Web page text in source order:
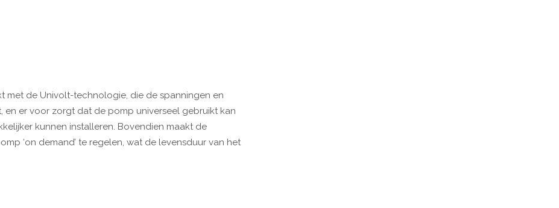
met de Univolt-technologie, die de spanningen en
en er voor zorgt dat de pomp universeel gebruikt kan
kunnen installeren. Bovendien maakt de
‘on demand’ te regelen, wat de levensduur van het